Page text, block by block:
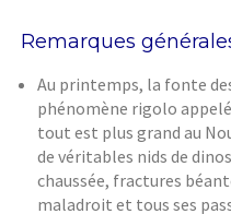
Remarques
Au printemps, la fonte
phénomène rigolo
tout est plus grand au
de véritables nids de
chaussée, fractures
maladroit et tous ses